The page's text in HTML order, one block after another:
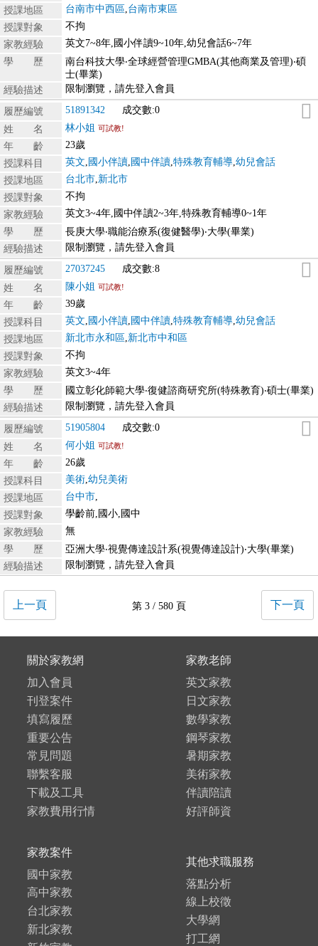
授課地區
台南市中西區,台南市東區
授課對象
不拘
家教經驗
英文7~8年,國小伴讀9~10年,幼兒會話6~7年
學 歷
南台科技大學‧全球經營管理GMBA(其他商業及管理)‧碩
士(畢業)
經驗描述
限制瀏覽，請先登入會員
履歷編號 51891342
成交數:0
姓 名
林小姐 可試教!
年 齡
23歲
授課科目
英文, 國小伴讀, 國中伴讀,特殊教育輔導,幼兒會話
授課地區
台北市,新北市
授課對象
不拘
家教經驗
英文3~4年,國中伴讀2~3年,特殊教育輔導0~1年
學 歷
長庚大學‧職能治療系(復健醫學)‧大學(畢業)
經驗描述
限制瀏覽，請先登入會員
履歷編號 27037245
成交數:8
姓 名
陳小姐 可試教!
年 齡
39歲
授課科目
英文, 國小伴讀, 國中伴讀,特殊教育輔導,幼兒會話
授課地區
新北市永和區,新北市中和區
授課對象
不拘
家教經驗
英文3~4年
學 歷
國立彰化師範大學‧復健諮商研究所(特殊教育)‧碩士(畢業)
經驗描述
限制瀏覽，請先登入會員
履歷編號 51905804
成交數:0
姓 名
何小姐 可試教!
年 齡
26歲
授課科目
美術,幼兒美術
授課地區
台中市,
授課對象
學齡前,國小,國中
家教經驗
無
學 歷
亞洲大學‧視覺傳達設計系(視覺傳達設計)‧大學(畢業)
經驗描述
限制瀏覽，請先登入會員
上一頁 第 3 / 580 頁 下一頁
關於家教網
加入會員
刊登案件
填寫履歷
重要公告
常見問題
聯繫客服
下載及工具
家教費用行情
家教老師
英文家教
日文家教
數學家教
鋼琴家教
暑期家教
美術家教
伴讀陪讀
好評師資
家教案件
國中家教
高中家教
台北家教
新北家教
其他求職服務
落點分析
線上校徵
大學網
打工網